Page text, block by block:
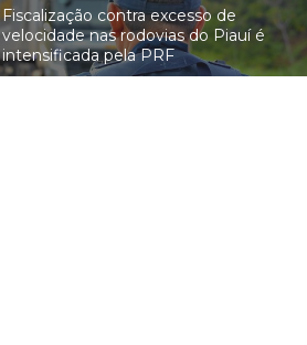
Fiscalização contra excesso de
velocidade nas rodovias do Piauí é
intensificada pela PRF